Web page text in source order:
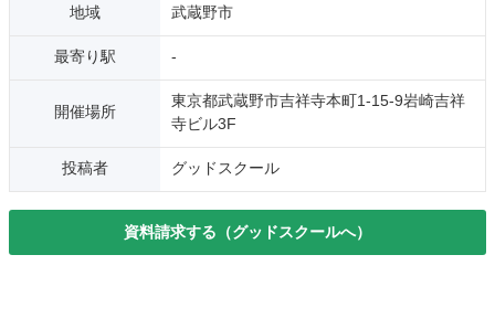
地域 武蔵野市
最寄り駅 -
開催場所
東京都武蔵野市吉祥寺本町1-15-9岩崎吉祥
寺ビル3F
投稿者 グッドスクール
資料請求する（グッドスクールへ）